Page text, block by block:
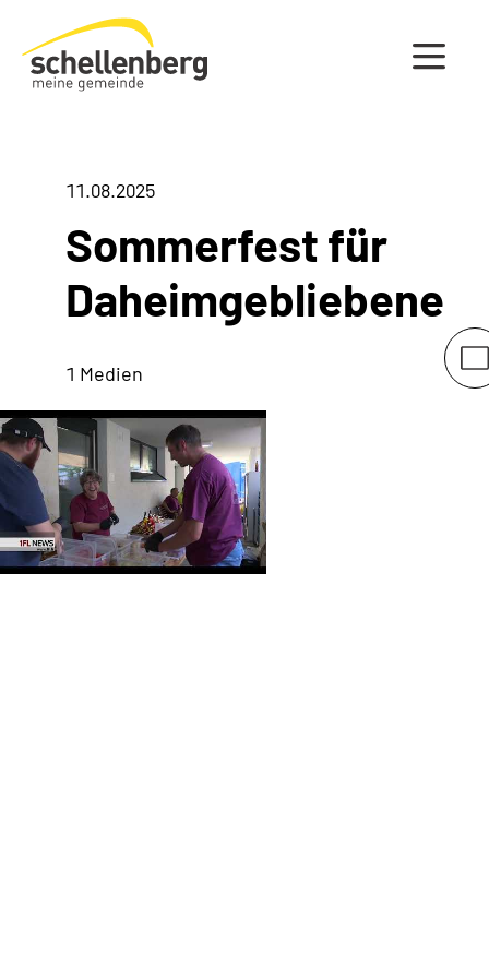
Gemeinde Schellenberg Startseite
11.08.2025
Sommerfest für
Daheimgebliebene
1 Medien